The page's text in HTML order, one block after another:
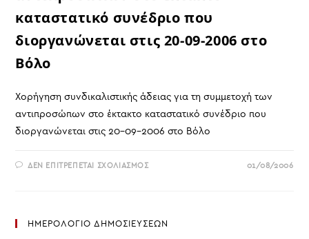
καταστατικό συνέδριο που
διοργανώνεται στις 20-09-2006 στο
Βόλο
Χορήγηση συνδικαλιστικής άδειας για τη συμμετοχή των
αντιπροσώπων στο έκτακτο καταστατικό συνέδριο που
διοργανώνεται στις 20-09-2006 στο Βόλο
ΔΕΝ ΕΠΙΤΡΈΠΕΤΑΙ ΣΧΟΛΙΑΣΜΌΣΣΤΟ
ΣΥΜΜΕΤΟΧΉ
ΤΩΝ
01/08/2006
ΗΜΕΡΟΛΟΓΙΟ ΔΗΜΟΣΙΕΥΣΕΩΝ